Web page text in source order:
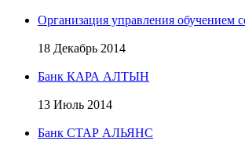
Организация управления обучением
18 Декабрь 2014
Банк КАРА АЛТЫН
13 Июль 2014
Банк СТАР АЛЬЯНС